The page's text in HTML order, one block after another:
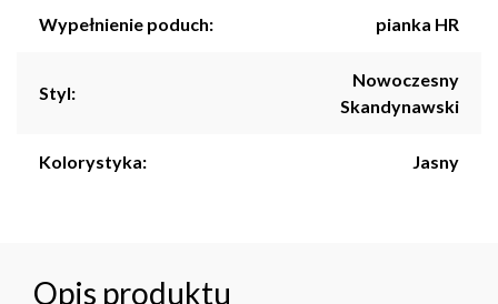
Wypełnienie poduch: pianka HR
Styl:
Nowoczesny
Skandynawski
Kolorystyka: Jasny
Opis produktu